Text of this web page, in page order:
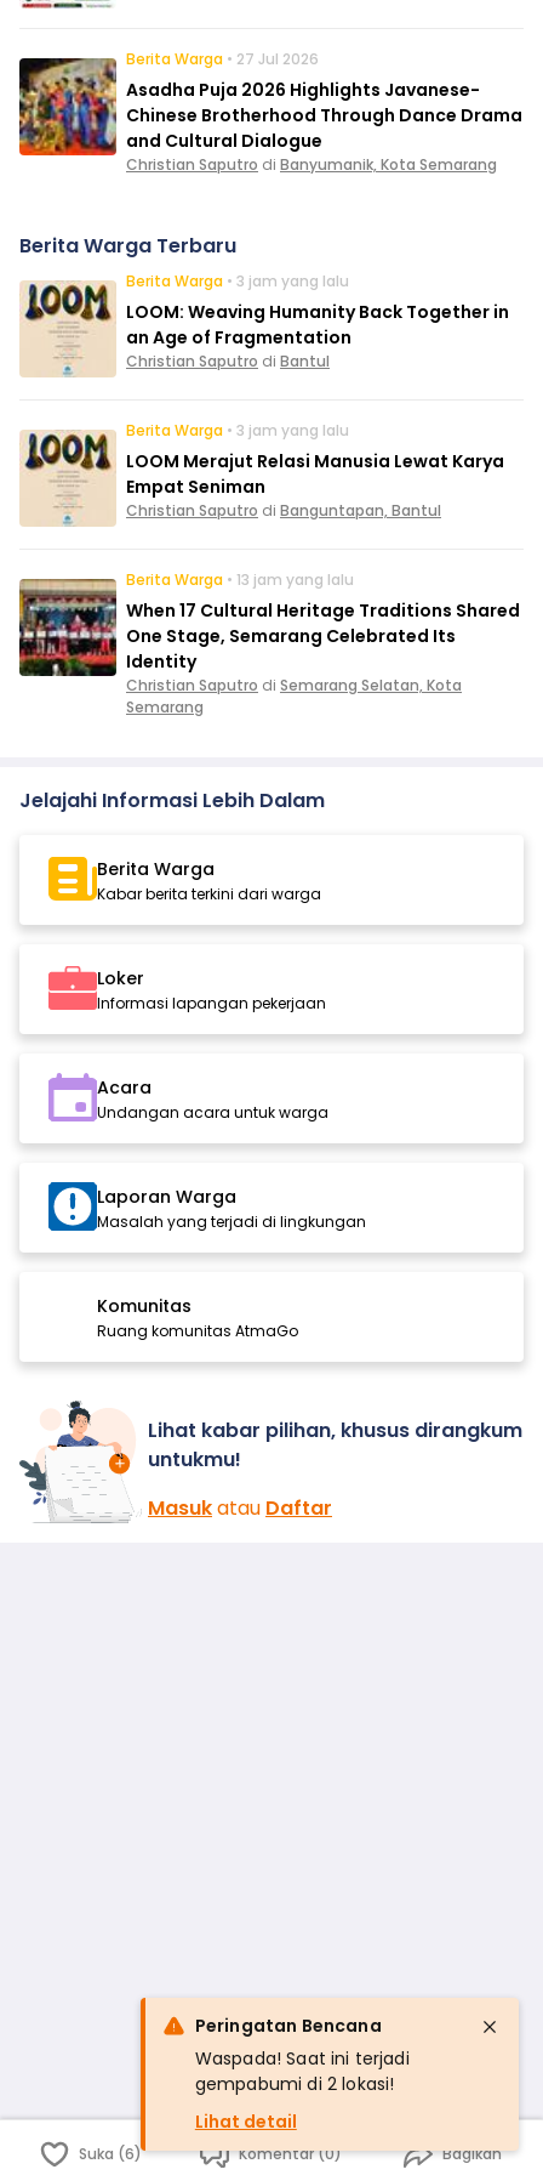
Berita Warga • 27 Jul 2026
Asadha Puja 2026 Highlights Javanese-
Chinese Brotherhood Through Dance Drama
and Cultural Dialogue
Christian Saputro di Banyumanik, Kota Semarang
Berita Warga Terbaru
Berita Warga • 3 jam yang lalu
LOOM: Weaving Humanity Back Together in
an Age of Fragmentation
Christian Saputro di Bantul
Berita Warga • 3 jam yang lalu
LOOM Merajut Relasi Manusia Lewat Karya
Empat Seniman
Christian Saputro di Banguntapan, Bantul
Berita Warga • 13 jam yang lalu
When 17 Cultural Heritage Traditions Shared
One Stage, Semarang Celebrated Its
Identity
Christian Saputro di Semarang Selatan, Kota
Semarang
Jelajahi Informasi Lebih Dalam
Berita Warga
Kabar berita terkini dari warga
Loker
Informasi lapangan pekerjaan
Acara
Undangan acara untuk warga
Laporan Warga
Masalah yang terjadi di lingkungan
Komunitas
Ruang komunitas AtmaGo
Lihat kabar pilihan, khusus dirangkum
untukmu!
Masukatau Daftar
Suka (6) Komentar (0) Bagikan
Peringatan Bencana
Waspada! Saat ini terjadi
gempabumi di 2 lokasi!
Lihat detail